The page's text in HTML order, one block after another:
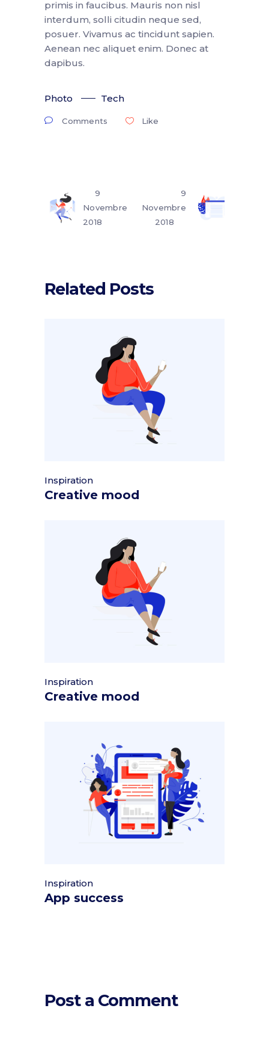
primis in faucibus. Mauris non nisl
interdum, solli citudin neque sed,
posuer. Vivamus ac tincidunt sapien.
Aenean nec aliquet enim. Donec at
dapibus.
Photo Tech
Comments Like
9
Novembre
2018
9
Novembre
2018
Related Posts
Inspiration
Creative mood
Inspiration
Creative mood
Inspiration
App success
Post a Comment